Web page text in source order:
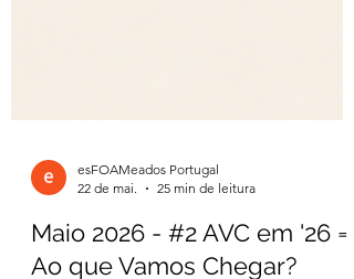
22 de mai.
25 min de leitura